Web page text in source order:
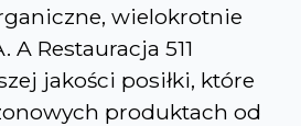
wielokrotnie
A Restauracja 511
jakości posiłki, które
produktach od